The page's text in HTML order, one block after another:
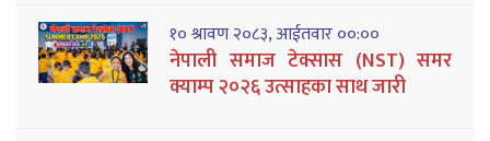
१० श्रावण २०८३, आईतवार ००:००
नेपाली समाज टेक्सास (NST) समर
क्याम्प २०२६ उत्साहका साथ जारी